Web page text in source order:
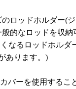
のロッドホルダー(
的なロッドを収納
なるロッドホルダ
あります。)
バーを使用するこ